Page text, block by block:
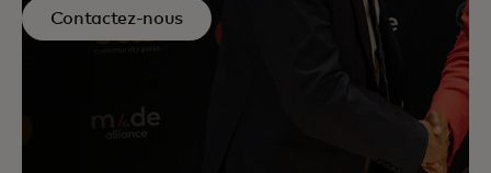
Contactez-nous